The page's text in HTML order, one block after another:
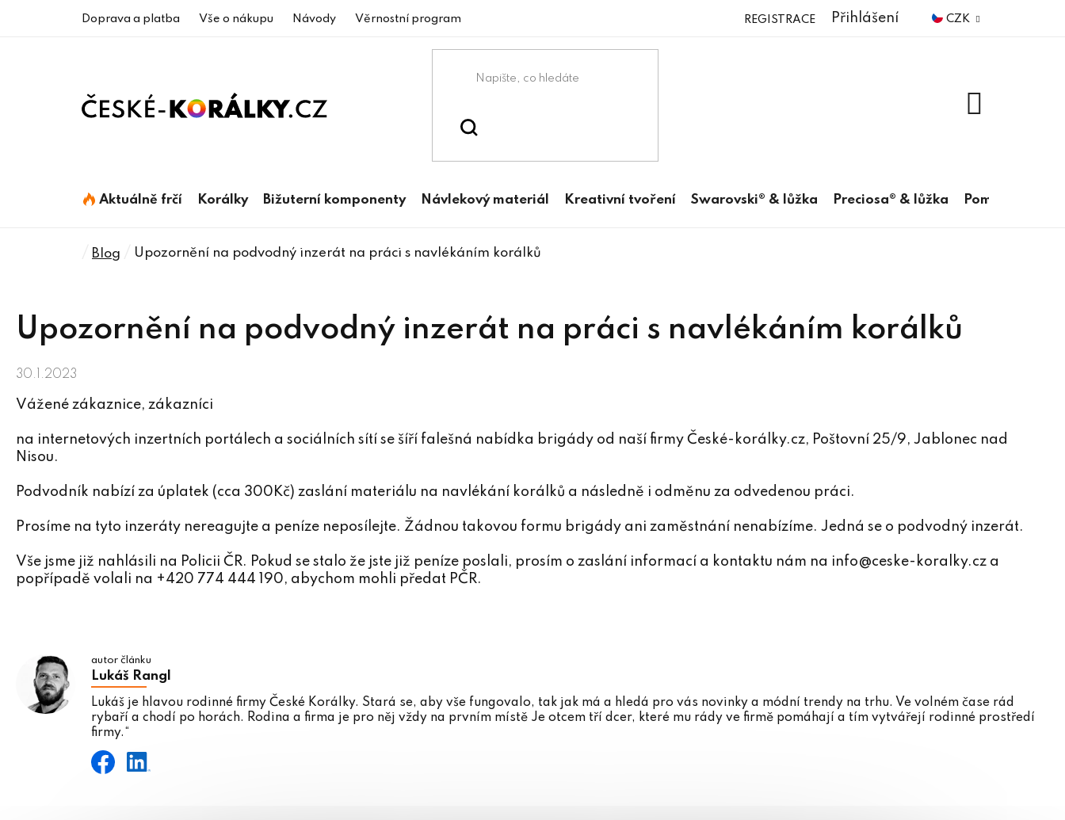
Doprava a platba Vše o nákupu Návody Věrnostní program CZK
Přihlášení
REGISTRACE
Aktuálně frčí Korálky Bižuterní komponenty Návlekový materiál Kreativní tvoření Swarovski® & lůžka Preciosa® & lůžka Pomůcky
Domů
Blog Upozornění na podvodný inzerát na práci s navlékáním korálků
Upozornění na podvodný inzerát na práci s navlékáním korálků
30.1.2023
Vážené zákaznice, zákazníci
na internetových inzertních portálech a sociálních sítí se šíří falešná nabídka brigády od naší firmy České-korálky.cz, Poštovní 25/9, Jablonec nad
Nisou.
Podvodník nabízí za úplatek (cca 300Kč) zaslání materiálu na navlékání korálků a následně i odměnu za odvedenou práci.
Prosíme na tyto inzeráty nereagujte a peníze neposílejte. Žádnou takovou formu brigády ani zaměstnání nenabízíme. Jedná se o podvodný inzerát.
Vše jsme již nahlásili na Policii ČR. Pokud se stalo že jste již peníze poslali, prosím o zaslání informací a kontaktu nám na info@ceske-koralky.cz a
popřípadě volali na +420 774 444 190, abychom mohli předat PČR.
autor článku
Lukáš Rangl
Lukáš je hlavou rodinné firmy České Korálky. Stará se, aby vše fungovalo, tak jak má a hledá pro vás novinky a módní trendy na trhu. Ve volném čase rád
rybaří a chodí po horách. Rodina a firma je pro něj vždy na prvním místě Je otcem tří dcer, které mu rády ve firmě pomáhají a tím vytvářejí rodinné prostředí
firmy.“